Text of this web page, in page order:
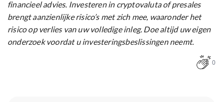
financieel advies. Investeren in cryptovaluta of presales
brengt aanzienlijke risico’s met zich mee, waaronder het
risico op verlies van uw volledige inleg. Doe altijd uw eigen
onderzoek voordat u investeringsbeslissingen neemt.
0